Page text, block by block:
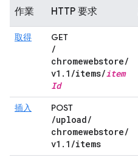
作業 HTTP 要求
取得 GET
/
chromewebstore/
v1 . 1 /items/item
Id
插入 POST
/upload/
chromewebstore/
v1 . 1 /items